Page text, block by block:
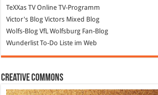
TeXXas TVOnline TV-Programm
Victor's Blog Victors Mixed Blog
Wolfs-Blog VfL Wolfsburg Fan-Blog
WunderlistTo-Do Liste im Web
Creative Commons